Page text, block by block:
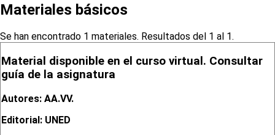
Materiales básicos
Se han encontrado 1 materiales. Resultados del 1 al 1.
Material disponible en el curso virtual. Consultar
guía de la asignatura
Autores: AA.VV.
Editorial: UNED